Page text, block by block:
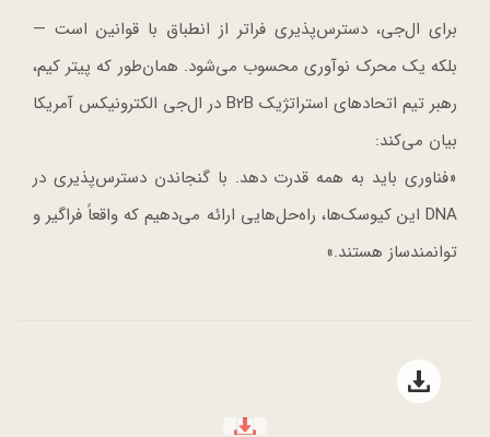
برای ال‌جی، دسترس‌پذیری فراتر از انطباق با قوانین است —
بلکه یک محرک نوآوری محسوب می‌شود. همان‌طور که پیتر کیم،
رهبر تیم اتحادهای استراتژیک B2B در ال‌جی الکترونیکس آمریکا
بیان می‌کند:
«فناوری باید به همه قدرت دهد. با گنجاندن دسترس‌پذیری در
DNA این کیوسک‌ها، راه‌حل‌هایی ارائه می‌دهیم که واقعاً فراگیر و
توانمندساز هستند.»
Open file download list